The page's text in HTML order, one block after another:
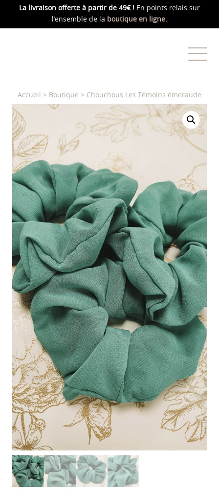
La livraison offerte à partir de 49€ ! En points relais sur
l’ensemble de la boutique en ligne.
Accueil > Boutique > Chouchous Les Témoins émeraude